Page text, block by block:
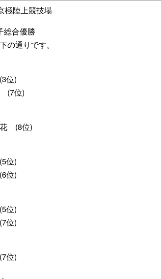
陸上競技場
合優勝
の通りです。
位)
(7位)
(8位)
位)
位)
位)
位)
位)